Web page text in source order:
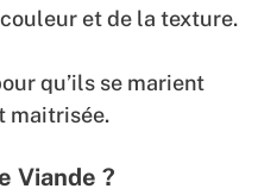
et de la texture.
qu’ils se marient
maitrisée.
Viande ?